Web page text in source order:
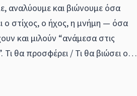
αναλύουμε και βιώνουμε όσα
ο στίχος, ο ήχος, η μνήμη — όσα
και μιλούν “ανάμεσα στις
Τι θα προσφέρει / Τι θα βιώσει ο…